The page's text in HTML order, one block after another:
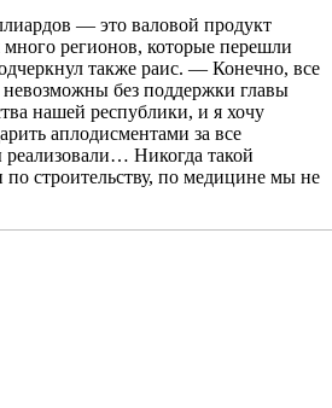
— это валовой продукт
регионов, которые перешли
также раис. — Конечно, все
без поддержки главы
нашей республики, и я хочу
аплодисментами за все
Никогда такой
строительству, по медицине мы не